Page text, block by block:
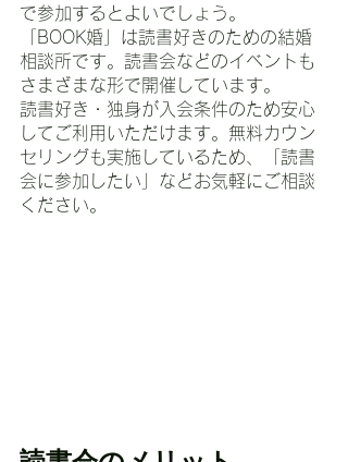
で参加するとよいでしょう。
「BOOK婚」は読書好きのための結婚
相談所です。読書会などのイベントも
さまざまな形で開催しています。
読書好き・独身が入会条件のため安心
してご利用いただけます。無料カウン
セリングも実施しているため、「読書
会に参加したい」などお気軽にご相談
ください。